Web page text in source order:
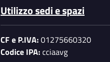
Utilizzo sedi e spazi
CF e P.IVA:01275660320
Codice IPA:cciaavg